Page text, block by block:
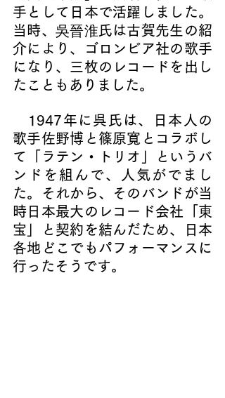
手として日本で活躍しました。
当時、 吳晉淮 氏は古賀先生の紹
介により、ゴロンビア社の歌手
になり、三枚のレコードを出し
たこともありました。
歌手佐野博と篠原寬とコラボし
て「ラテン・トリオ」というバ
ンドを組んで、人気がでまし
た。それから、そのバンドが当
時日本最大のレコード会社「東
宝」と契約を結んだため、日本
各地どこでもパフォーマンスに
行ったそうです。